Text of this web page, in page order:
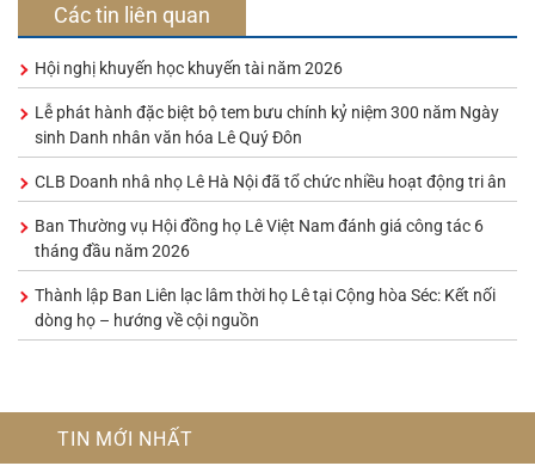
Các tin liên quan
Hội nghị khuyến học khuyến tài năm 2026
Lễ phát hành đặc biệt bộ tem bưu chính kỷ niệm 300 năm Ngày
sinh Danh nhân văn hóa Lê Quý Đôn
CLB Doanh nhâ nhọ Lê Hà Nội đã tổ chức nhiều hoạt động tri ân
Ban Thường vụ Hội đồng họ Lê Việt Nam đánh giá công tác 6
tháng đầu năm 2026
Thành lập Ban Liên lạc lâm thời họ Lê tại Cộng hòa Séc: Kết nối
dòng họ – hướng về cội nguồn
TIN MỚI NHẤT